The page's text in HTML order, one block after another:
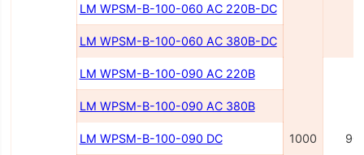
1000
LM WPSM-B-100-060 AC 220В-DC
LM WPSM-B-100-060 AC 380В-DC
LM WPSM-B-100-090 AC 220В
LM WPSM-B-100-090 AC 380В
LM WPSM-B-100-090 DC